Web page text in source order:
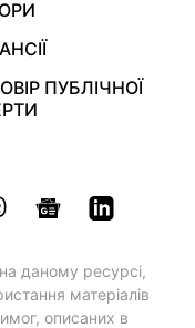
ПУБЛІЧНОЇ
даному ресурсі,
матеріалів
описаних в